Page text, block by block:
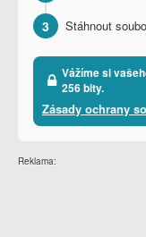
3 Stáhnout
Vážíme si
256 bity.
Zásady ochrany
Reklama: